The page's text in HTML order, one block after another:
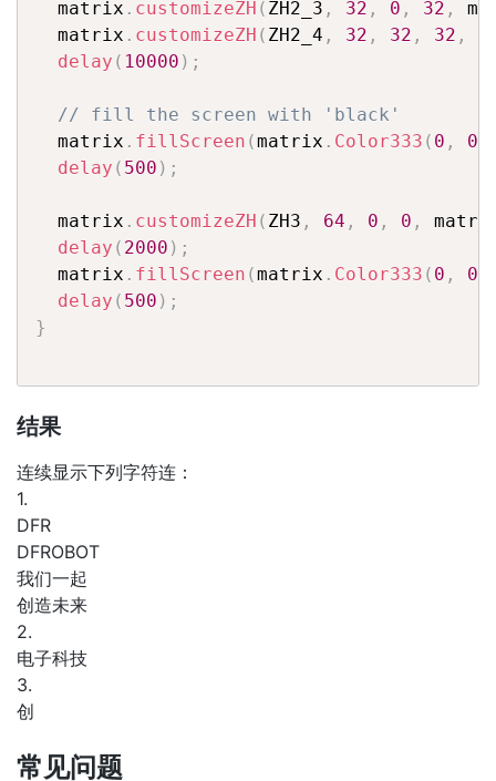
  matrix
. customizeZH ( ZH2_3 , 32 , 0 , 32 ,
  matrix
. customizeZH ( ZH2_4 , 32 , 32 , 32 ,
delay ( 10000 ) ;
// fill the screen with 'black'
  matrix
. fillScreen (matrix . Color333 ( 0 , 0
delay ( 500 ) ;
  matrix
. customizeZH ( ZH3 , 64 , 0 , 0 ,
delay ( 2000 ) ;
  matrix
. fillScreen (matrix . Color333 ( 0 , 0
delay ( 500 ) ;
}
结果
连续显示下列字符连：
1.
DFR
DFROBOT
我们一起
创造未来
2.
电子科技
3.
创
常见问题